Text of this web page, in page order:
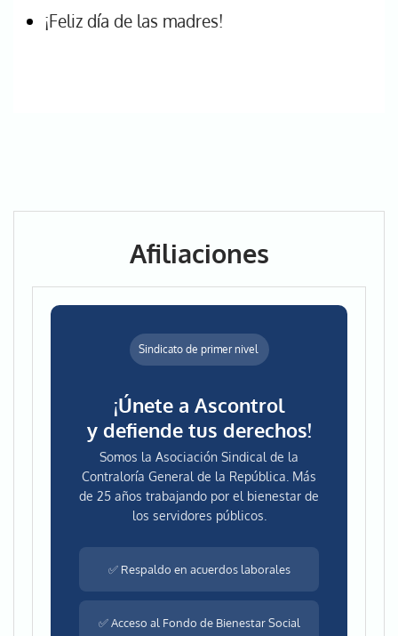
¡Feliz día de las madres!
Afiliaciones
Sindicato de primer nivel
¡Únete a Ascontrol
y defiende tus derechos!
Somos la Asociación Sindical de la
Contraloría General de la República. Más
de 25 años trabajando por el bienestar de
los servidores públicos.
✅ Respaldo en acuerdos laborales
✅ Acceso al Fondo de Bienestar Social